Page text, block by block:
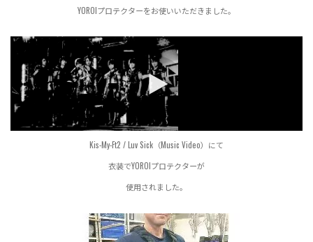
YOROIプロテクターをお使いいただきました。
Kis-My-Ft2 / Luv Sick（Music Video）にて
衣装でYOROIプロテクターが
使用されました。